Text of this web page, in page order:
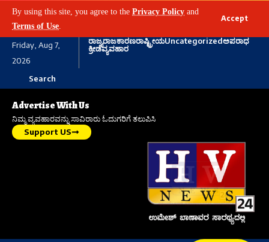
By using this site, you agree to the Privacy Policy and
Terms of Use
Accept
Friday, Aug 7,
2026
ರಾಜ್ಯರಾಜಕಾರಣರಾಷ್ಟ್ರೀಯUncategorizedಅಪರಾಧ
ಕ್ರೀಡೆವ್ಯವಹಾರ
Search
Advertise With Us
ನಿಮ್ಮ ವ್ಯವಹಾರವನ್ನು ಸಾವಿರಾರು ಓದುಗರಿಗೆ ತಲುಪಿಸಿ
Support US